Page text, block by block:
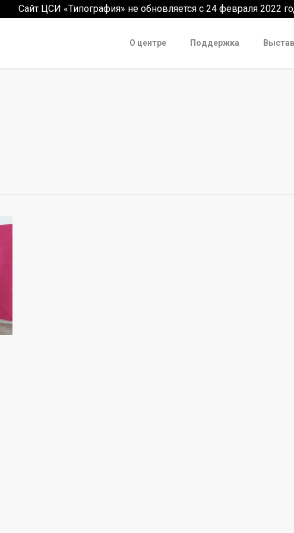
Сайт ЦСИ «Типография» не обновляется с 24 февраля 2022
О центре Поддержка